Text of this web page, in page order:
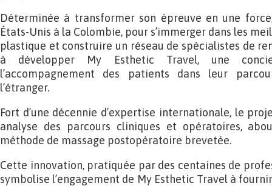
Déterminée à transformer son épreuve en une
États-Unis à la Colombie, pour s’immerger dans les
plastique et construire un réseau de spécialistes de
à développer My Esthetic Travel, une
l’accompagnement des patients dans leur
l’étranger.
Fort d’une décennie d’expertise internationale, le
analyse des parcours cliniques et opératoires,
méthode de massage postopératoire brevetée.
Cette innovation, pratiquée par des centaines de
symbolise l’engagement de My Esthetic Travel à